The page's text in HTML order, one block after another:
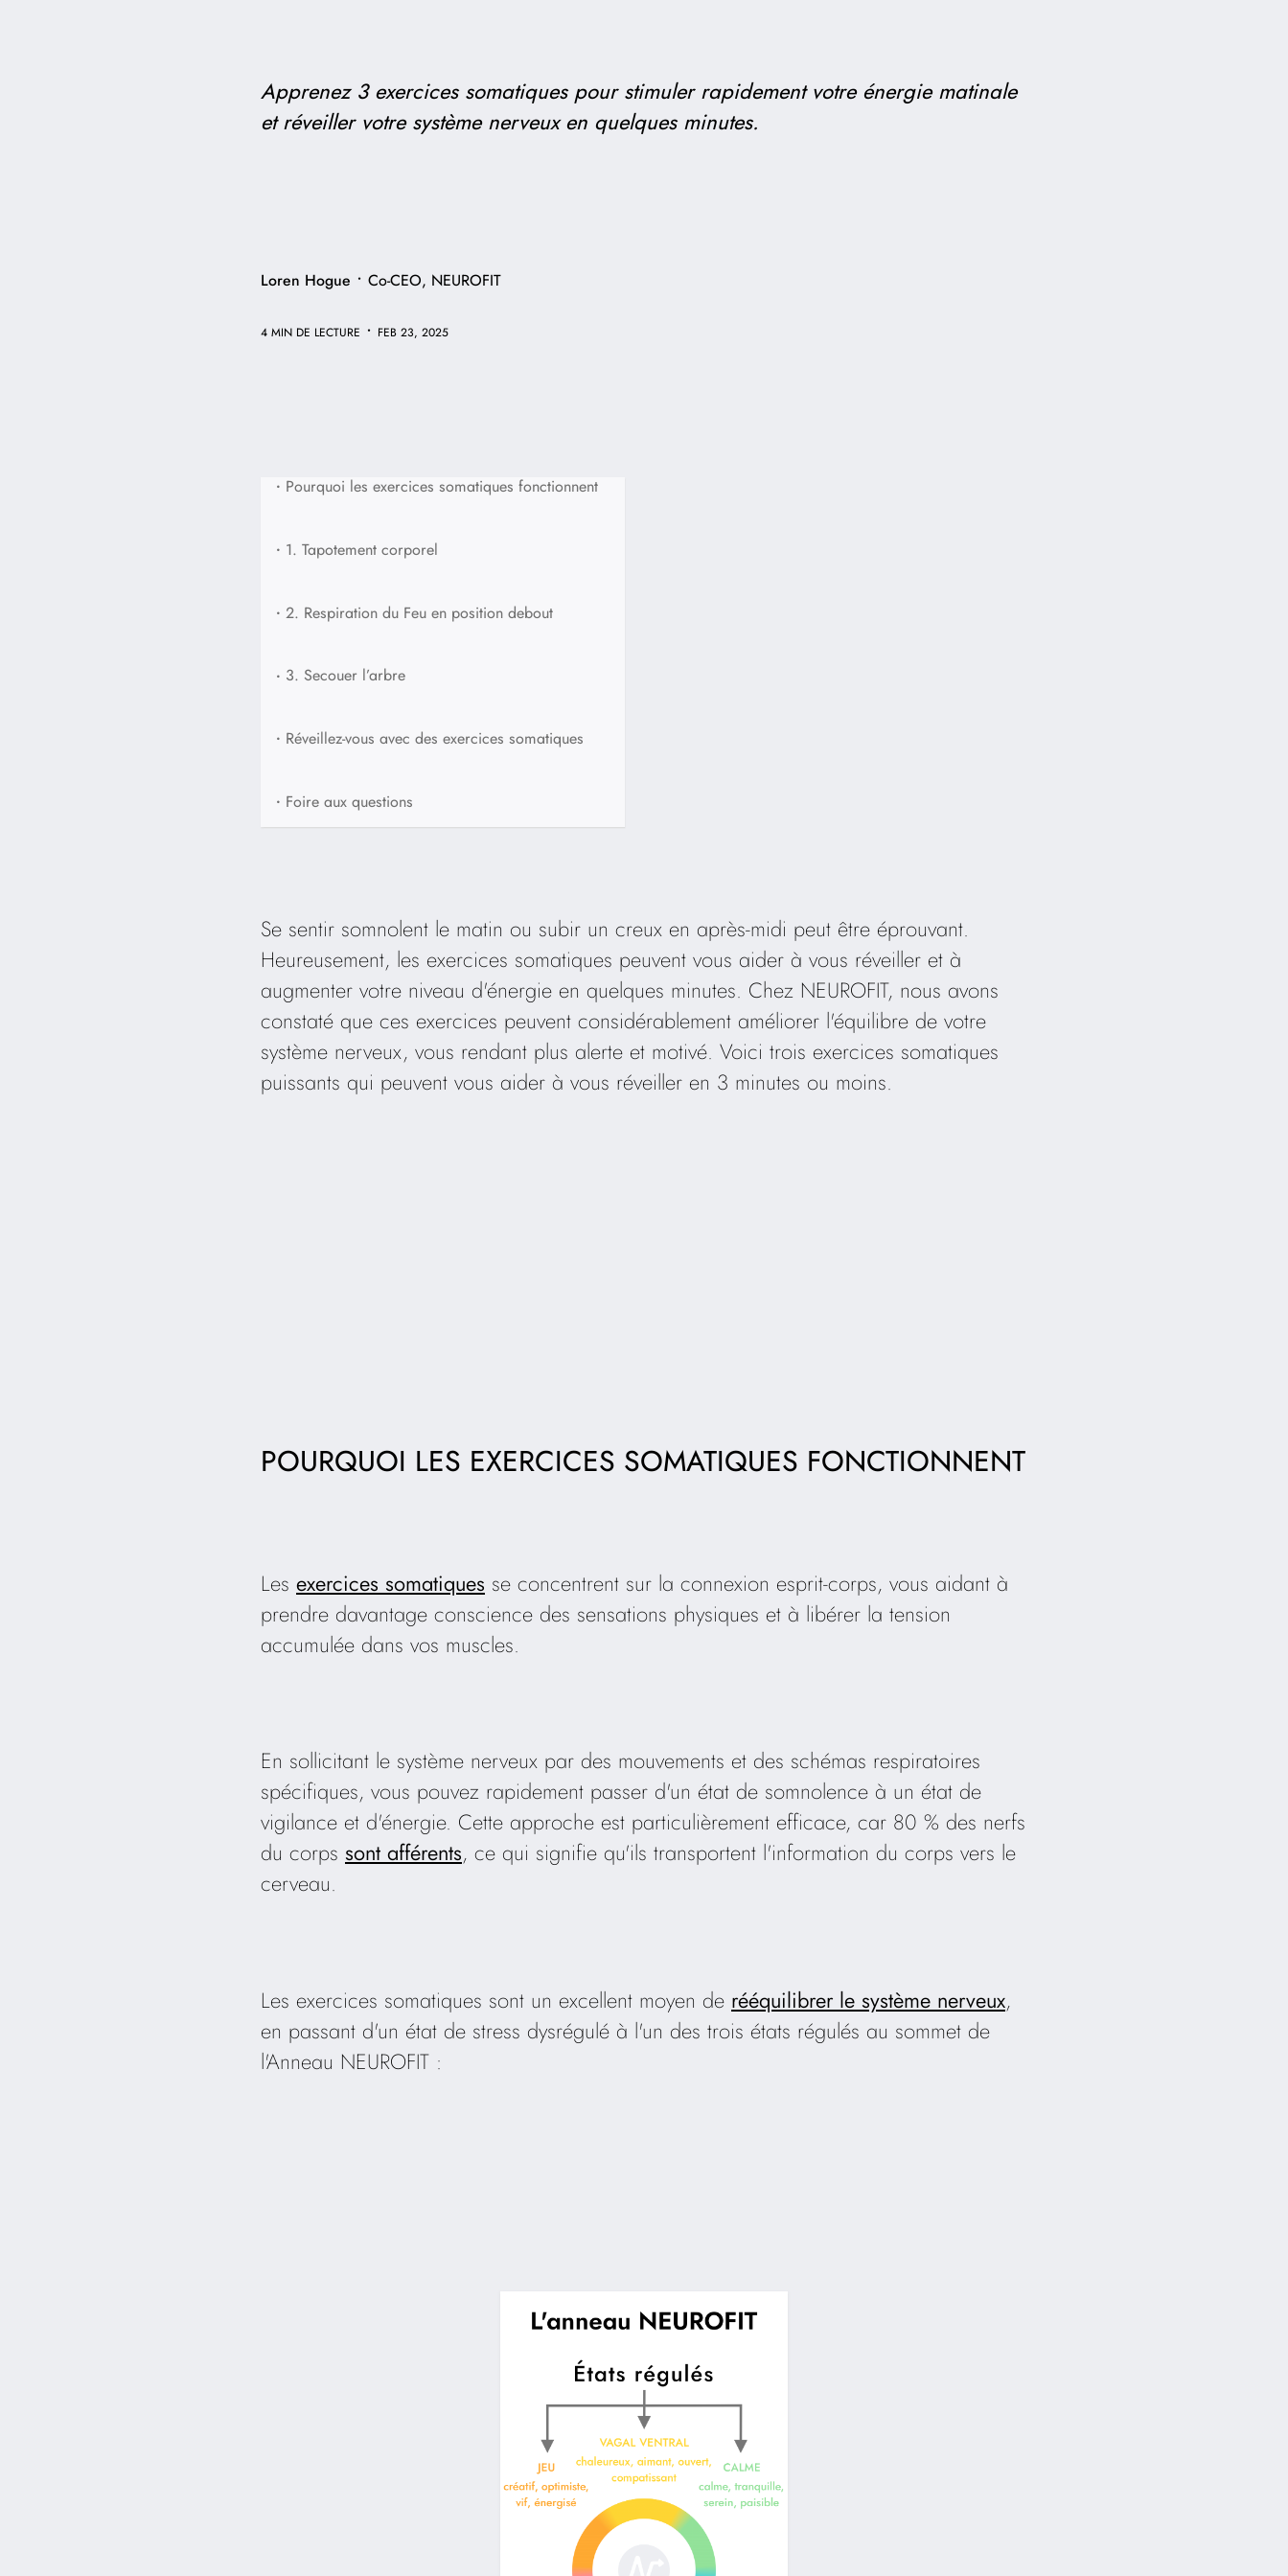
Apprenez 3 exercices somatiques pour stimuler rapidement votre énergie matinale
et réveiller votre système nerveux en quelques minutes.
Loren Hogue • Co-CEO, NEUROFIT
4 MIN DE LECTURE • FEB 23, 2025
• Pourquoi les exercices somatiques fonctionnent
• 1. Tapotement corporel
• 2. Respiration du Feu en position debout
• 3. Secouer l’arbre
• Réveillez-vous avec des exercices somatiques
• Foire aux questions
Se sentir somnolent le matin ou subir un creux en après-midi peut être éprouvant.
Heureusement, les exercices somatiques peuvent vous aider à vous réveiller et à
augmenter votre niveau d'énergie en quelques minutes. Chez NEUROFIT, nous avons
constaté que ces exercices peuvent considérablement améliorer l'équilibre de votre
système nerveux, vous rendant plus alerte et motivé. Voici trois exercices somatiques
puissants qui peuvent vous aider à vous réveiller en 3 minutes ou moins.
POURQUOI LES EXERCICES SOMATIQUES FONCTIONNENT
Les exercices somatiques se concentrent sur la connexion esprit-corps, vous aidant à
prendre davantage conscience des sensations physiques et à libérer la tension
accumulée dans vos muscles.
En sollicitant le système nerveux par des mouvements et des schémas respiratoires
spécifiques, vous pouvez rapidement passer d'un état de somnolence à un état de
vigilance et d'énergie. Cette approche est particulièrement efficace, car 80 % des nerfs
du corps sont afférents, ce qui signifie qu'ils transportent l'information du corps vers le
cerveau.
Les exercices somatiques sont un excellent moyen de rééquilibrer le système nerveux,
en passant d'un état de stress dysrégulé à l'un des trois états régulés au sommet de
l'Anneau NEUROFIT :